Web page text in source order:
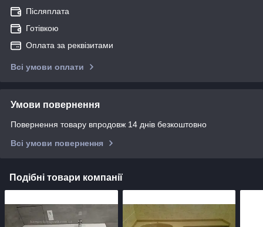
Післяплата
Готівкою
Оплата за реквізитами
Всі умови оплати
Умови повернення
Повернення товару впродовж 14 днів безкоштовно
Всі умови повернення
Подібні товари компанії